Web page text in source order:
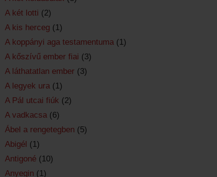
A két lotti (2)
A kis herceg (1)
A koppányi aga testamentuma (1)
A kőszívű ember fiai (3)
A láthatatlan ember (3)
A legyek ura (1)
A Pál utcai fiúk (2)
A vadkacsa (6)
Ábel a rengetegben (5)
Abigél (1)
Antigoné (10)
Anyegin (1)